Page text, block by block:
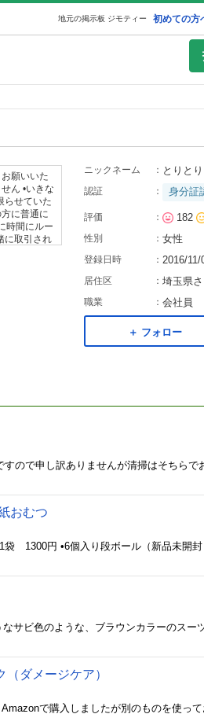
初めての方
地元の掲示板 ジモティー
願いいた
ん •いきな
らせていた
に普通に
時間にルー
に取引され
たしませ
ニックネーム ： とりとり
認証 ： 身分証
評価 ： 182
性別 ： 女性
登録日時 ： 2016/11/
居住区 ： 埼玉県
職業 ： 会社員
＋ フォロー
おむつ
ダメージケア）